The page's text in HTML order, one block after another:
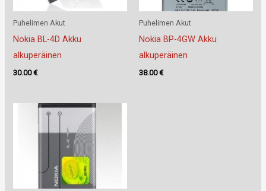
Puhelimen Akut
Nokia BL-4D Akku
alkuperäinen
30.00€
Puhelimen Akut
Nokia BP-4GW Akku
alkuperäinen
38.00€